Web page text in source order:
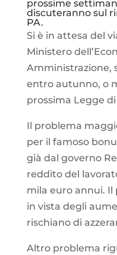
prossime
discuteranno sul
PA.
Si è in attesa del
Ministero
Amministrazione,
entro autunno, o
prossima Legge
Il problema
per il famoso
già dal governo
reddito del
mila euro annui.
in vista degli
rischiano di
Altro problema